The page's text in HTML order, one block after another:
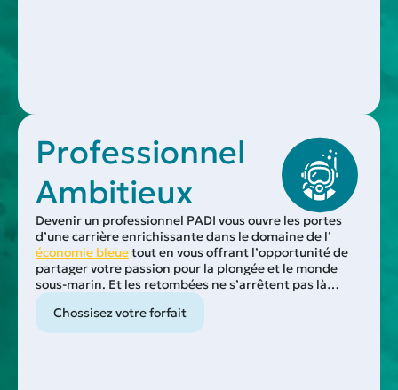
Professionnel
Ambitieux
Devenir un professionnel PADI vous ouvre les portes
d’une carrière enrichissante dans le domaine de l’
économie bleuetout en vous offrant l’opportunité de
partager votre passion pour la plongée et le monde
sous-marin. Et les retombées ne s’arrêtent pas là…
Chossisez votre forfait